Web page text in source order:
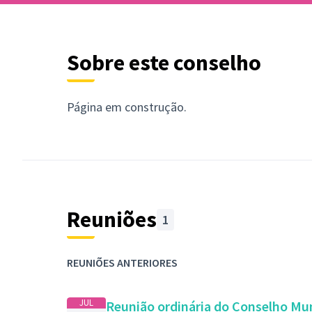
Sobre este conselho
Página em construção.
Reuniões 1
REUNIÕES ANTERIORES
JUL Reunião ordinária do Conselho